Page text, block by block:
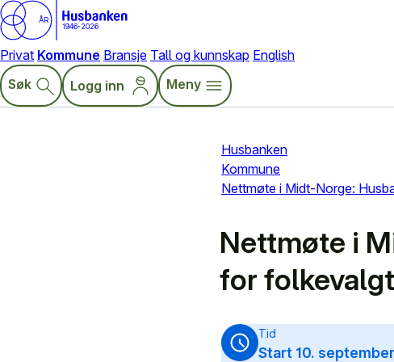
ÅR
1946-2026
Privat Kommune Bransje Tall og kunnskap English
Søk
Logg inn Meny
Husbanken
Kommune
Nettmøte i Midt-Norge:
Nettmøte i
for
Tid
Start 10.